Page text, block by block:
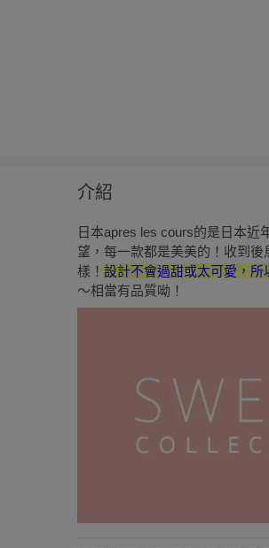
介紹
日本apres les cours的是日本
望，每一款都是美美的！收到
樣！ 設計不會過甜或太可愛，
～相當有品質呦！